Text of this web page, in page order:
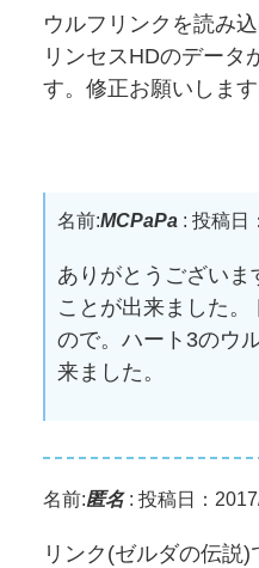
ウルフリンクを読み
リンセスHDのデータ
す。修正お願いします
名前:MCPaPa: 投稿日
ありがとうございま
ことが出来ました
ので。ハート3のウ
来ました。
名前:匿名: 投稿日：
リンク(ゼルダの伝説